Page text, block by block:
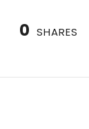
0 SHARES